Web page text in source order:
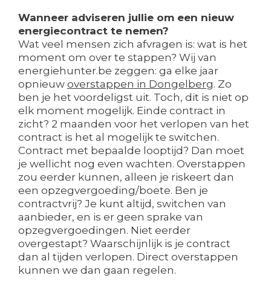
Wanneer adviseren jullie om een nieuw
energiecontract te nemen?
Wat veel mensen zich afvragen is: wat is het
moment om over te stappen? Wij van
energiehunter.be zeggen: ga elke jaar
opnieuw overstappen in Dongelberg. Zo
ben je het voordeligst uit. Toch, dit is niet op
elk moment mogelijk. Einde contract in
zicht? 2 maanden voor het verlopen van het
contract is het al mogelijk te switchen.
Contract met bepaalde looptijd? Dan moet
je wellicht nog even wachten. Overstappen
zou eerder kunnen, alleen je riskeert dan
een opzegvergoeding/boete. Ben je
contractvrij? Je kunt altijd, switchen van
aanbieder, en is er geen sprake van
opzegvergoedingen. Niet eerder
overgestapt? Waarschijnlijk is je contract
dan al tijden verlopen. Direct overstappen
kunnen we dan gaan regelen.